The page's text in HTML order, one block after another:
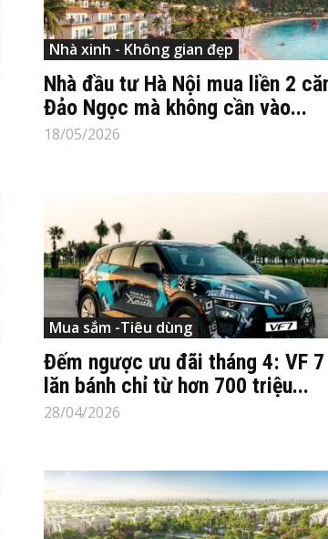
Nhà xinh - Không gian đẹp
Nhà đầu tư Hà Nội mua liền 2
Đảo Ngọc mà không cần vào...
18/05/2026
Mua sắm -Tiêu dùng
Đếm ngược ưu đãi tháng 4: VF 7
lăn bánh chỉ từ hơn 700 triệu...
28/04/2026